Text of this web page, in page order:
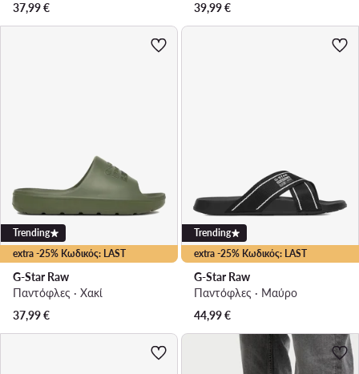
37,99€
39,99€
extra -25% Κωδικός: LAST
Trending
G-Star Raw
Παντόφλες · Χακί
37,99€
extra -25% Κωδικός: LAST
Trending
G-Star Raw
Παντόφλες · Μαύρο
44,99€